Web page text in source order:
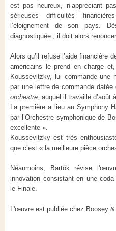
est pas heureux, n’appréciant
sérieuses difficultés
l’éloignement de son pays.
diagnostiquée ; il doit alors
Alors qu’il refuse l’aide financière
américains le prend en charge
Koussevitzky, lui commande
par une lettre de commande
orchestre, auquel il travaille d’août
La première a lieu au Symphony
par l’Orchestre symphonique de
excellente ».
Koussevitzky est très
que c’est « la meilleure pièce
Néanmoins, Bartók révise
innovation consistant en une
le Finale.
L'œuvre est publiée chez Boosey